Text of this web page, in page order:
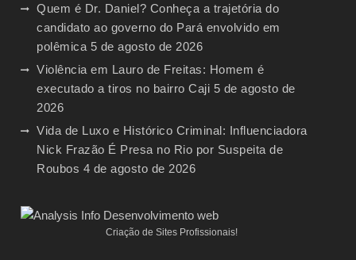
Quem é Dr. Daniel? Conheça a trajetória do
candidato ao governo do Pará envolvido em
polêmica 5 de agosto de 2026
Violência em Lauro de Freitas: Homem é
executado a tiros no bairro Caji 5 de agosto de
2026
Vida de Luxo e Histórico Criminal: Influenciadora
Nick Frazão É Presa no Rio por Suspeita de
Roubos 4 de agosto de 2026
Criação de Sites Profissionais!